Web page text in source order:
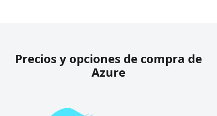
Precios y opciones de compra de
Azure